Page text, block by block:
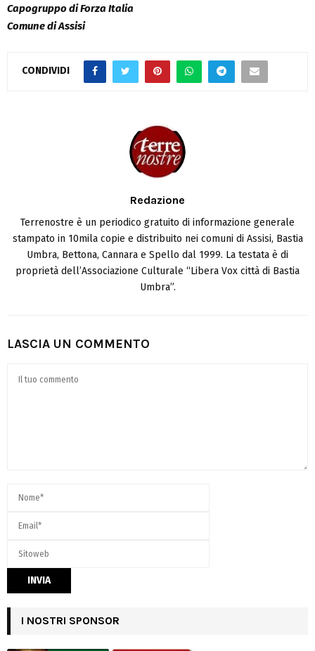
Capogruppo di Forza Italia
Comune di Assisi
CONDIVIDI
Redazione
Terrenostre è un periodico gratuito di informazione generale
stampato in 10mila copie e distribuito nei comuni di Assisi, Bastia
Umbra, Bettona, Cannara e Spello dal 1999. La testata è di
proprietà dell’Associazione Culturale “Libera Vox città di Bastia
Umbra”.
LASCIA UN COMMENTO
I NOSTRI SPONSOR